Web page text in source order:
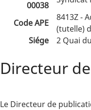
00038
Code APE
8413Z -
(tutelle)
Siége
2 Quai
Directeur
Le Directeur de